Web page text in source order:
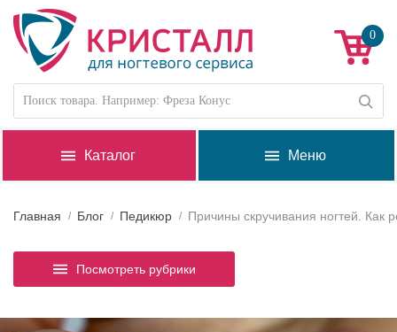
0
Каталог Меню
Главная Блог Педикюр Причины скручивания ногтей. Как
Посмотреть рубрики